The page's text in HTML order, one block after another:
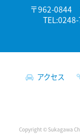
〒962-0844
アクセス
Copyright © Sukagawa